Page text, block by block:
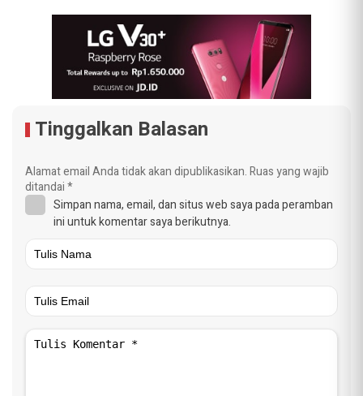
Tinggalkan Balasan
Alamat email Anda tidak akan dipublikasikan.Ruas yang wajib
ditandai*
Simpan nama, email, dan situs web saya pada peramban
ini untuk komentar saya berikutnya.